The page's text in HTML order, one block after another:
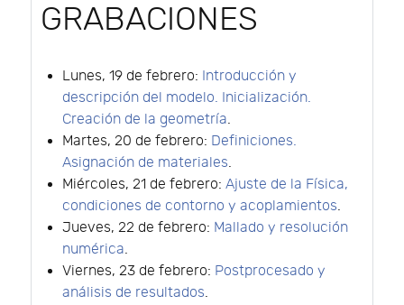
GRABACIONES
Lunes, 19 de febrero: Introducción y
descripción del modelo. Inicialización.
Creación de la geometría.
Martes, 20 de febrero: Definiciones.
Asignación de materiales.
Miércoles, 21 de febrero: Ajuste de la Física,
condiciones de contorno y acoplamientos.
Jueves, 22 de febrero: Mallado y resolución
numérica.
Viernes, 23 de febrero: Postprocesado y
análisis de resultados.